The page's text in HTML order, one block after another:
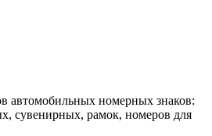
автомобильных номерных знаков:
сувенирных, рамок, номеров для